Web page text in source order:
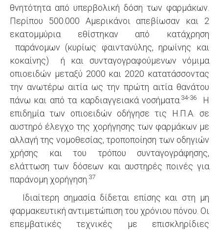
θνητότητα από υπερβολική δόση των φαρμάκων.
Περίπου 500.000 Αμερικάνοι απεβίωσαν και 2
εκατομμύρια εθίστηκαν από κατάχρηση
παράνομων (κυρίως φαιντανύλης, ηρωίνης και
κοκαίνης) ή και συνταγογραφούμενων νόμιμα
οπιοειδών μεταξύ 2000 και 2020 κατατάσσοντας
την ανωτέρω αιτία ως την πρώτη αιτία θανάτου
πάνω και από τα καρδιαγγειακά νοσήματα. 34-36
Η
επιδημία των οπιοειδών οδήγησε τις Η.Π.Α. σε
αυστηρό έλεγχο της χορήγησης των φαρμάκων με
αλλαγή της νομοθεσίας, τροποποίηση των οδηγιών
χρήσης και του τρόπου συνταγογράφησης,
ελάττωση των δόσεων και αυστηρές ποινές για
παράνομη χορήγηση. 37
Ιδιαίτερη σημασία δίδεται επίσης και στη μη
φαρμακευτική αντιμετώπιση του χρόνιου πόνου. Οι
επεμβατικές τεχνικές με επισκληρίδιες